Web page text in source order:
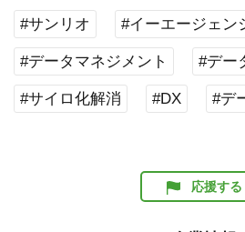
#サンリオ #イーエージェン
#データマネジメント #デー
#サイロ化解消 #DX #デ
応援する